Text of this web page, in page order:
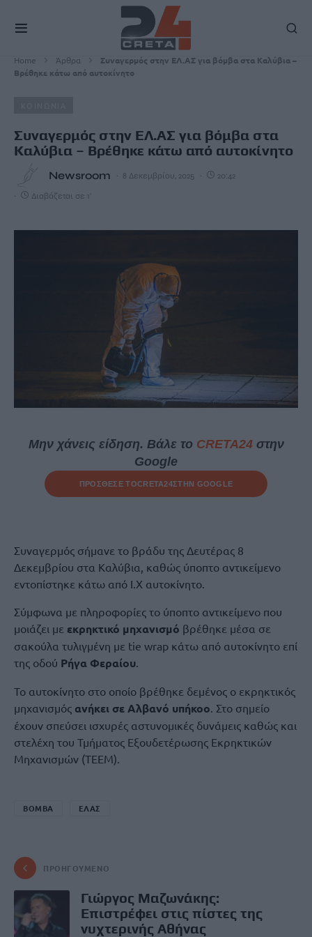
Home Άρθρα
Συναγερμός στην ΕΛ.ΑΣ για βόμβα στα Καλύβια –
Βρέθηκε κάτω από αυτοκίνητο
Συναγερμός στην ΕΛ.ΑΣ για βόμβα στα
Καλύβια – Βρέθηκε κάτω από αυτοκίνητο
Newsroom 8 Δεκεμβρίου, 2025 20:42
Διαβάζεται σε 1'
Μην χάνεις είδηση. Βάλε το CRETA24στην
Google
ΠΡΟΣΘΕΣΕ ΤΟCRETA24ΣΤΗΝ GOOGLE
Συναγερμός σήμανε το βράδυ της Δευτέρας 8
Δεκεμβρίου στα Καλύβια, καθώς ύποπτο αντικείμενο
εντοπίστηκε κάτω από Ι.Χ αυτοκίνητο.
Σύμφωνα με πληροφορίες το ύποπτο αντικείμενο που
μοιάζει με εκρηκτικό μηχανισμό βρέθηκε μέσα σε
σακούλα τυλιγμένη με tie wrap κάτω από αυτοκίνητο επί
της οδού Ρήγα Φεραίου.
Το αυτοκίνητο στο οποίο βρέθηκε δεμένος ο εκρηκτικός
μηχανισμός ανήκει σε Αλβανό υπήκοο. Στο σημείο
έχουν σπεύσει ισχυρές αστυνομικές δυνάμεις καθώς και
στελέχη του Τμήματος Εξουδετέρωσης Εκρηκτικών
Μηχανισμών (ΤΕΕΜ).
ΒΟΜΒΑ ΕΛΑΣ
ΠΡΟΗΓΟΎΜΕΝΟ
Γιώργος Μαζωνάκης:
Επιστρέφει στις πίστες της
νυχτερινής Αθήνας